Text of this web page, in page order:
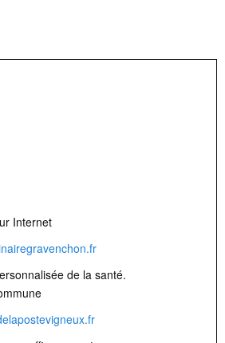
Internet
de la santé.